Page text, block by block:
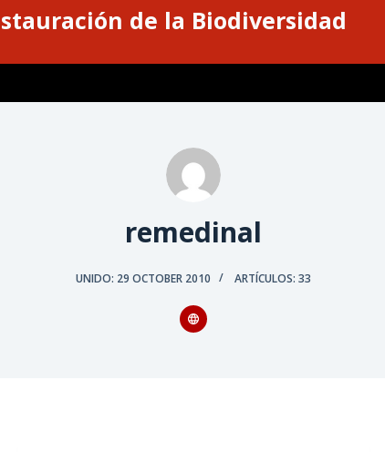
de la Biodiversidad
remedinal
UNIDO: 29 OCTOBER 2010 ARTÍCULOS: 33